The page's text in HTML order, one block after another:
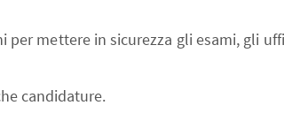
mettere in sicurezza gli esami, gli
candidature.